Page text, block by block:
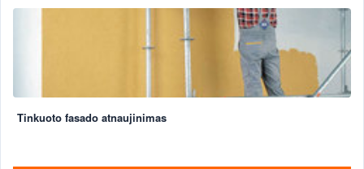
Tinkuoto fasado atnaujinimas